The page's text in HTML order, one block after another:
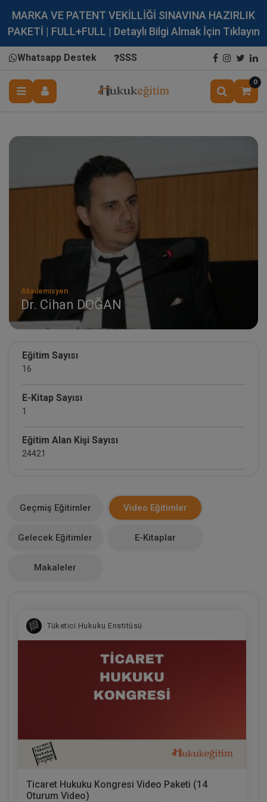
MARKA VE PATENT VEKİLLİĞİ SINAVINA HAZIRLIK
PAKETİ | FULL+FULL | Detaylı Bilgi Almak İçin Tıklayın
Whatsapp Destek SSS
0
Akademisyen
Dr. Cihan DOĞAN
Eğitim Sayısı
16
E-Kitap Sayısı
1
Eğitim Alan Kişi Sayısı
24421
0
Geçmiş Eğitimler Video Eğitimler
Gelecek Eğitimler E-Kitaplar
Makaleler
Tüketici Hukuku Enstitüsü
Ticaret Hukuku Kongresi Video Paketi (14
Oturum Video)